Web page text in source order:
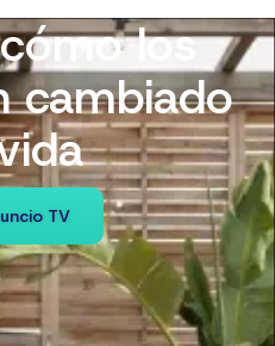
los
cambiado
TV